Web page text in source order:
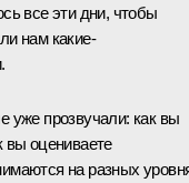
все эти дни, чтобы
нам какие-
уже прозвучали: как вы
вы оцениваете
на разных